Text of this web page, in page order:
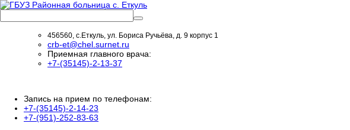
456560, с.Еткуль, ул. Бориса Ручьёва, д. 9 корпус 1
crb-et@chel.surnet.ru
Приемная главного врача:
+7-(35145)-2-13-37
Запись на прием по телефонам:
+7-(35145)-2-14-23
+7-(951)-252-83-63